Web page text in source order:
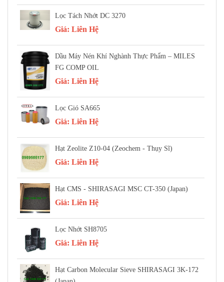
Lọc Tách Nhớt DC 3270
Giá: Liên Hệ
Dầu Máy Nén Khí Nghành Thực Phẩm – MILES
FG COMP OIL
Giá: Liên Hệ
Lọc Gió SA665
Giá: Liên Hệ
Hạt Zeolite Z10-04 (Zeochem - Thụy Sĩ)
Giá: Liên Hệ
Hạt CMS - SHIRASAGI MSC CT-350 (Japan)
Giá: Liên Hệ
Lọc Nhớt SH8705
Giá: Liên Hệ
Hạt Carbon Molecular Sieve SHIRASAGI 3K-172